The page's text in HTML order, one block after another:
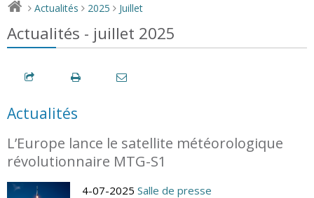
> Actualités > 2025 > Juillet
Actualités - juillet 2025
Actualités
L’Europe lance le satellite météorologique
révolutionnaire MTG-S1
4-07-2025 Salle de presse